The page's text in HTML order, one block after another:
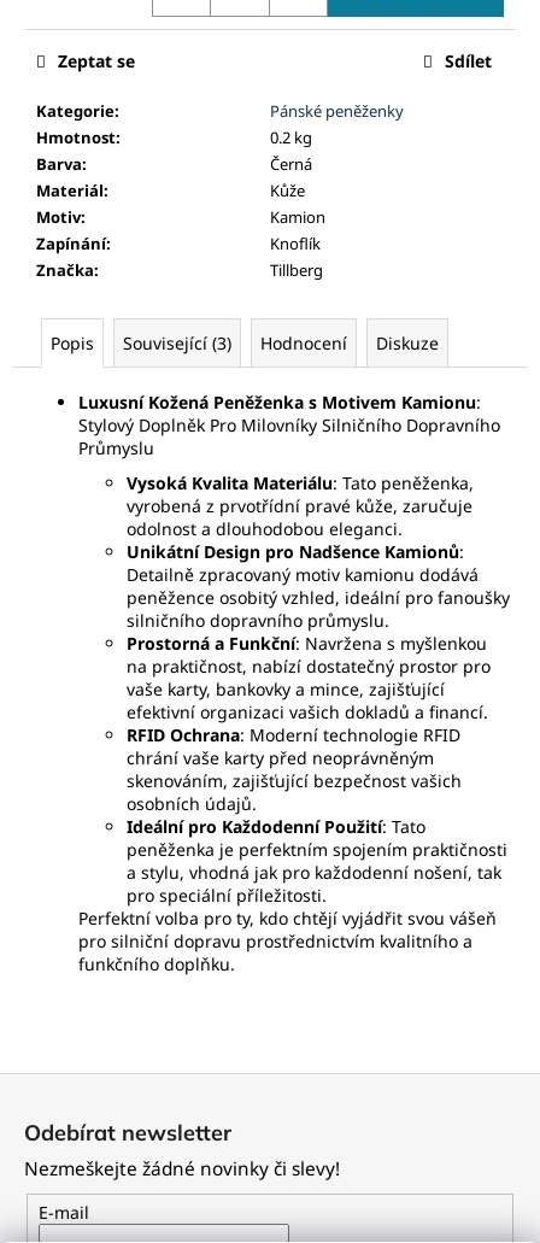
Kategorie:
Pánské peněženky
Hmotnost:
0.2 kg
Barva:
Černá
Materiál:
Kůže
Motiv:
Kamion
Zapínání:
Knoflík
Značka: Tillberg
Zeptat se Sdílet
Popis Související (3) Hodnocení Diskuze
Luxusní Kožená Peněženka s Motivem Kamionu:
Stylový Doplněk Pro Milovníky Silničního Dopravního
Průmyslu
Vysoká Kvalita Materiálu: Tato peněženka,
vyrobená z prvotřídní pravé kůže, zaručuje
odolnost a dlouhodobou eleganci.
Unikátní Design pro Nadšence Kamionů:
Detailně zpracovaný motiv kamionu dodává
peněžence osobitý vzhled, ideální pro fanoušky
silničního dopravního průmyslu.
Prostorná a Funkční: Navržena s myšlenkou
na praktičnost, nabízí dostatečný prostor pro
vaše karty, bankovky a mince, zajišťující
efektivní organizaci vašich dokladů a financí.
RFID Ochrana: Moderní technologie RFID
chrání vaše karty před neoprávněným
skenováním, zajišťující bezpečnost vašich
osobních údajů.
Ideální pro Každodenní Použití: Tato
peněženka je perfektním spojením praktičnosti
a stylu, vhodná jak pro každodenní nošení, tak
pro speciální příležitosti.
Perfektní volba pro ty, kdo chtějí vyjádřit svou vášeň
pro silniční dopravu prostřednictvím kvalitního a
funkčního doplňku.
Odebírat newsletter
Nezmeškejte žádné novinky či slevy!
E-mail